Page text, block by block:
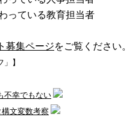
っている教育担当者
募集ページをご覧ください。
】
不幸でもない
文変数考察